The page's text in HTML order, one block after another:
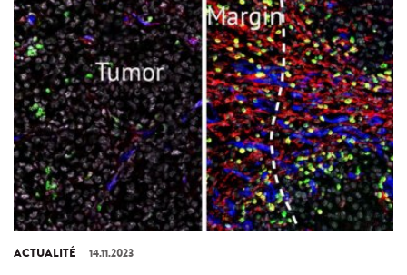
ACTUALITÉ 14.11.2023